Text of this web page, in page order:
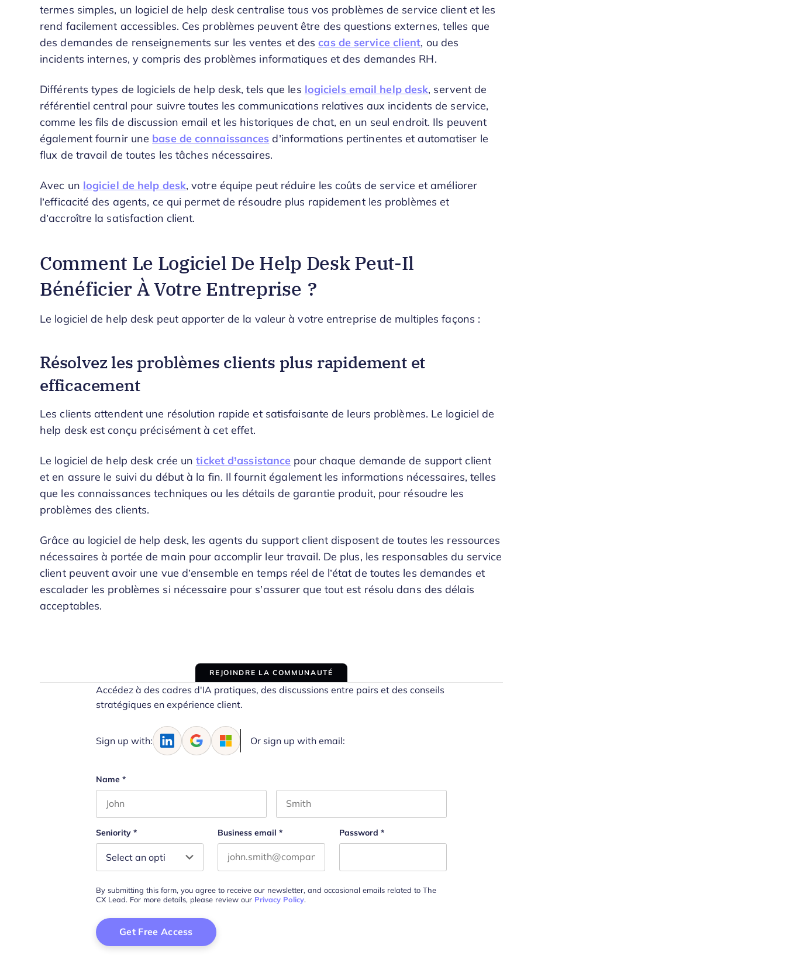
termes simples, un logiciel de help desk centralise tous vos problèmes de service client et les
rend facilement accessibles. Ces problèmes peuvent être des questions externes, telles que
des demandes de renseignements sur les ventes et descas de service client, ou des
incidents internes, y compris des problèmes informatiques et des demandes RH.
Différents types de logiciels de help desk, tels que les logiciels email help desk, servent de
référentiel central pour suivre toutes les communications relatives aux incidents de service,
comme les fils de discussion email et les historiques de chat, en un seul endroit. Ils peuvent
également fournir une base de connaissances d’informations pertinentes et automatiser le
flux de travail de toutes les tâches nécessaires.
Avec un logiciel de help desk, votre équipe peut réduire les coûts de service et améliorer
l’efficacité des agents, ce qui permet de résoudre plus rapidement les problèmes et
d’accroître la satisfaction client.
Comment Le Logiciel De Help Desk Peut-Il
Bénéficier À Votre Entreprise ?
Le logiciel de help desk peut apporter de la valeur à votre entreprise de multiples façons :
Résolvez les problèmes clients plus rapidement et
efficacement
Les clients attendent une résolution rapide et satisfaisante de leurs problèmes. Le logiciel de
help desk est conçu précisément à cet effet.
Le logiciel de help desk crée unticket d’assistance pour chaque demande de support client
et en assure le suivi du début à la fin. Il fournit également les informations nécessaires, telles
que les connaissances techniques ou les détails de garantie produit, pour résoudre les
problèmes des clients.
Grâce au logiciel de help desk, les agents du support client disposent de toutes les ressources
nécessaires à portée de main pour accomplir leur travail. De plus, les responsables du service
client peuvent avoir une vue d’ensemble en temps réel de l’état de toutes les demandes et
escalader les problèmes si nécessaire pour s’assurer que tout est résolu dans des délais
acceptables.
REJOINDRE LA COMMUNAUTÉ
Accédez à des cadres d'IA pratiques, des discussions entre pairs et des conseils
stratégiques en expérience client.
Sign up with: Or sign up with email:
Name *
Seniority * Business email * Password *
By submitting this form, you agree to receive our newsletter, and occasional emails related to The
CX Lead. For more details, please review our Privacy Policy.